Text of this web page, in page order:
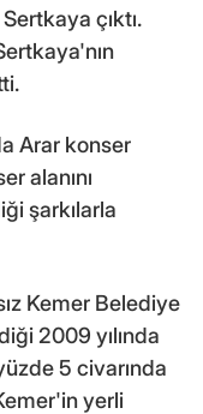
çıktı.
Arar konser
alanını
şarkılarla
Kemer Belediye
2009 yılında
5 civarında
yerli